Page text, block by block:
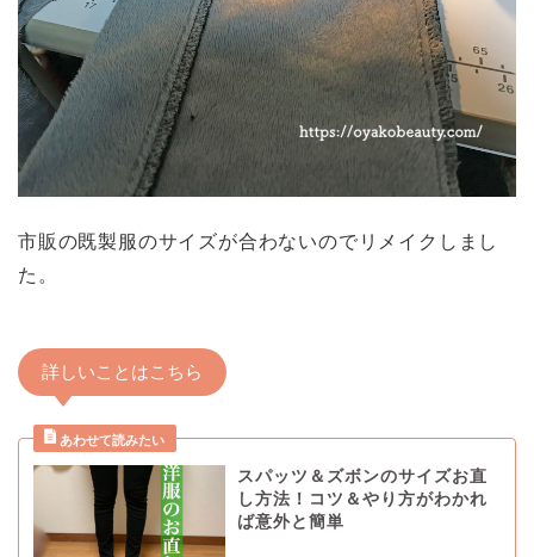
市販の既製服のサイズが合わないのでリメイクしまし
た。
詳しいことはこちら
スパッツ＆ズボンのサイズお直
し方法！コツ＆やり方がわかれ
ば意外と簡単